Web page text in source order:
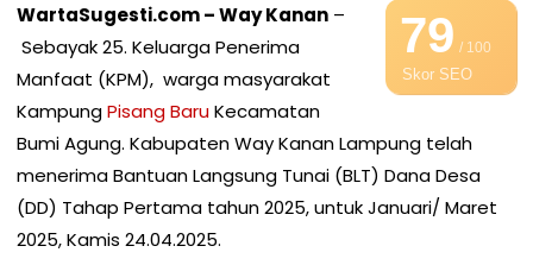
79/ 100
Skor SEO
WartaSugesti.com – Way Kanan –
Sebayak 25. Keluarga Penerima
Manfaat (KPM), warga masyarakat
KampungPisang BaruKecamatan
Bumi Agung. Kabupaten Way Kanan Lampung telah
menerima Bantuan Langsung Tunai (BLT) Dana Desa
(DD) Tahap Pertama tahun 2025, untuk Januari/ Maret
2025, Kamis 24.04.2025.